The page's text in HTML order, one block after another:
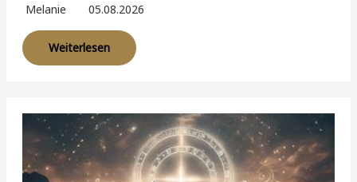
Melanie 05.08.2026
Weiterlesen